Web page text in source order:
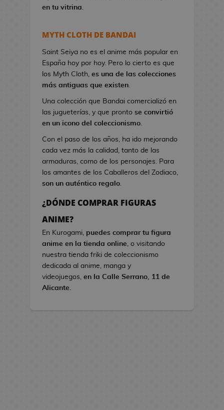
s
d
e
V
j
u
e
g
o
l
en tu vitrina.
MYTH CLOTH DE BANDAI
Saint Seiya no es el anime más popular en
España hoy por hoy. Pero lo cierto es que
los Myth Cloth, es una de las colecciones
más antiguas que existen.
Una colección que Bandai comercializó en
las jugueterías, y que pronto se convirtió
en un icono del coleccionismo.
Con el paso de los años, ha ido mejorando
cada vez más la calidad, tanto de las
armaduras, como de los personajes. Para
los amantes de los Caballeros del Zodiaco,
son un auténtico regalo.
¿DÓNDE COMPRAR FIGURAS
ANIME?
En Kurogami, puedes comprar tu figura
anime en la tienda online, o visitando
nuestra tienda friki de coleccionismo
dedicada al anime, manga y
videojuegos, en la Calle Serrano, 11 de
Alicante.